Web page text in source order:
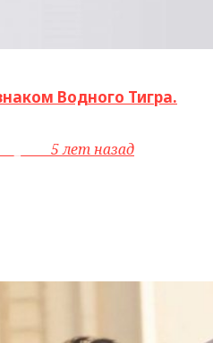
Водного Тигра.
5 лет назад